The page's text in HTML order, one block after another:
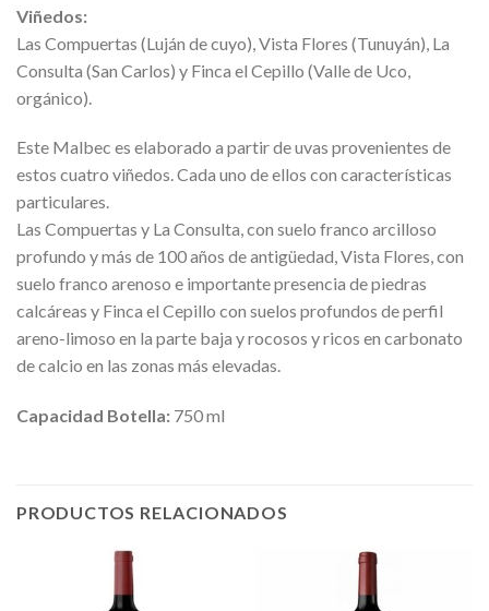
Viñedos:
Las Compuertas (Luján de cuyo), Vista Flores (Tunuyán), La
Consulta (San Carlos) y Finca el Cepillo (Valle de Uco,
orgánico).
Este Malbec es elaborado a partir de uvas provenientes de
estos cuatro viñedos. Cada uno de ellos con características
particulares.
Las Compuertas y La Consulta, con suelo franco arcilloso
profundo y más de 100 años de antigüedad, Vista Flores, con
suelo franco arenoso e importante presencia de piedras
calcáreas y Finca el Cepillo con suelos profundos de perfil
areno-limoso en la parte baja y rocosos y ricos en carbonato
de calcio en las zonas más elevadas.
Capacidad Botella: 750 ml
PRODUCTOS RELACIONADOS